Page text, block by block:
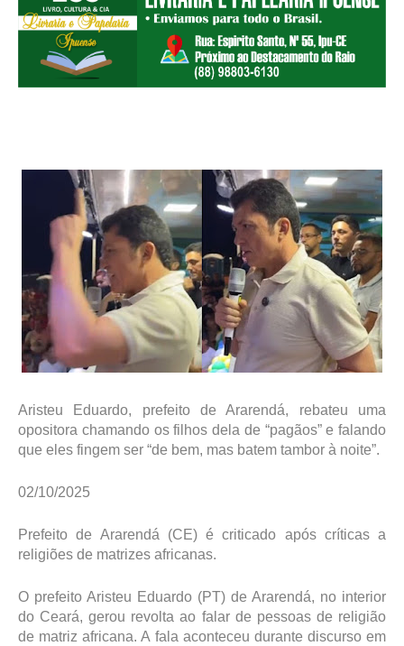
Aristeu Eduardo, prefeito de Ararendá, rebateu uma
opositora chamando os filhos dela de “pagãos” e falando
que eles fingem ser “de bem, mas batem tambor à noite”.
02/10/2025
Prefeito de Ararendá (CE) é criticado após críticas a
religiões de matrizes africanas.
O prefeito Aristeu Eduardo (PT) de Ararendá, no interior
do Ceará, gerou revolta ao falar de pessoas de religião
de matriz africana. A fala aconteceu durante discurso em